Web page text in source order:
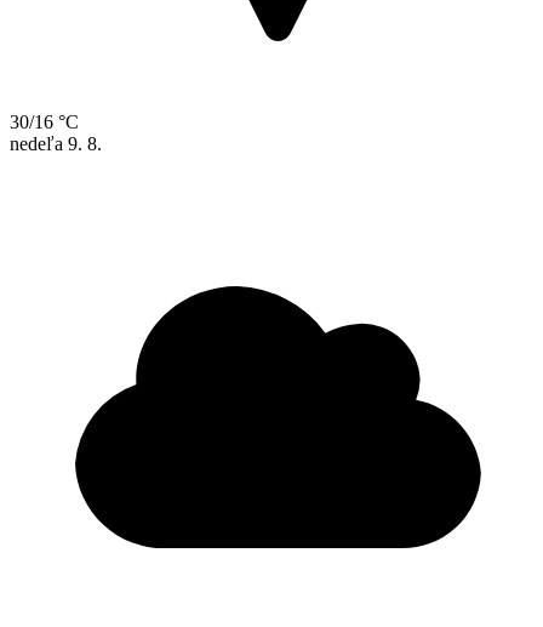
30/16 °C
nedeľa 9. 8.